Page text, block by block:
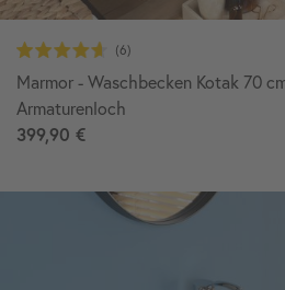
Marmor - Waschbecken Kotak 70
Armaturenloch
399,90 €